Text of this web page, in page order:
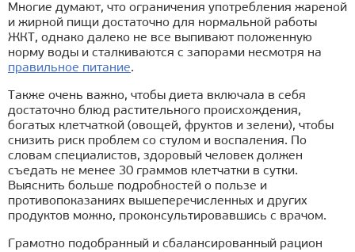
Многие думают, что ограничения употребления жареной
и жирной пищи достаточно для нормальной работы
ЖКТ, однако далеко не все выпивают положенную
норму воды и сталкиваются с запорами несмотря на
правильное питание.
Также очень важно, чтобы диета включала в себя
достаточно блюд растительного происхождения,
богатых клетчаткой (овощей, фруктов и зелени), чтобы
снизить риск проблем со стулом и воспаления. По
словам специалистов, здоровый человек должен
съедать не менее 30 граммов клетчатки в сутки.
Выяснить больше подробностей о пользе и
противопоказаниях вышеперечисленных и других
продуктов можно, проконсультировавшись с врачом.
Грамотно подобранный и сбалансированный рацион